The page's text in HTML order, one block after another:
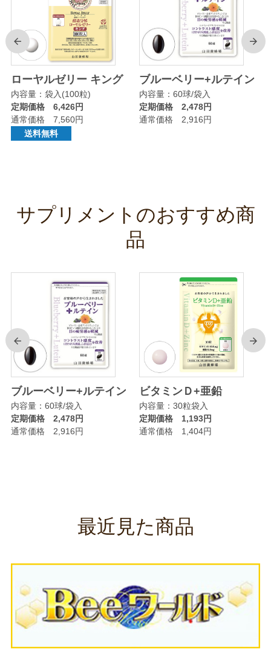
前
ローヤルゼリー キング
内容量：袋入(100粒)
定期価格 6,426円
通常価格 7,560円
送料無料
ブルーベリー+ルテイン
内容量：60球/袋入
定期価格 2,478円
通常価格 2,916円
次
サプリメントのおすすめ商
品
前
ブルーベリー+ルテイン
内容量：60球/袋入
定期価格 2,478円
通常価格 2,916円
ビタミンＤ+亜鉛
内容量：30粒袋入
定期価格 1,193円
通常価格 1,404円
次
最近見た商品